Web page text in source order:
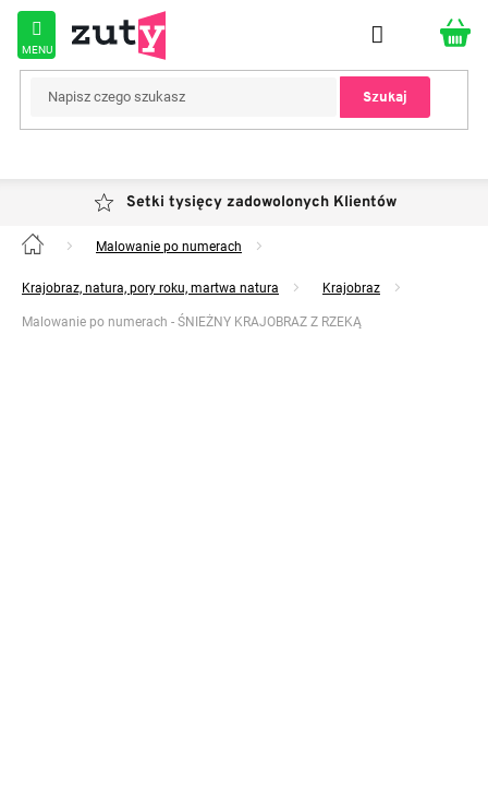
Przejść
treści
Szukaj
Setki tysięcy zadowolonych Klientów
Home Malowanie po numerach
Krajobraz, natura, pory roku, martwa natura Krajobraz
Malowanie po numerach - ŚNIEŻNY KRAJOBRAZ Z RZEKĄ